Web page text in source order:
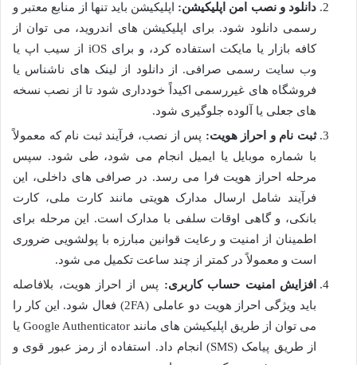
دانلود و نصب امن اپلیکیشن: اپلیکیشن باید تنها از منابع معتبر و
رسمی دانلود شود. برای اپلیکیشن های اندروید، می توان از
کافه بازار یا مایکت استفاده کرد، و برای iOS از سیب اپ یا
وب سایت رسمی صرافی. از دانلود از لینک های ناشناس یا
فروشگاه های غیررسمی اکیداً خودداری شود تا از نصب نسخه
های جعلی یا آلوده جلوگیری شود.
ثبت نام و احراز هویت: پس از نصب، فرآیند ثبت نام که معمولاً
با شماره موبایل یا ایمیل انجام می شود، طی شود. سپس
مرحله احراز هویت فرا می رسد. در صرافی های داخلی، این
فرآیند شامل ارسال مدارک هویتی مانند کارت ملی، کارت
بانکی، و گاهی اوقات سلفی با مدارک است. این مرحله برای
اطمینان از امنیت و رعایت قوانین مبارزه با پولشویی ضروری
است و معمولاً در کمتر از چند ساعت تکمیل می شود.
افزایش امنیت حساب کاربری: پس از احراز هویت، بلافاصله
باید ویژگی احراز هویت دو عاملی (2FA) فعال شود. این کار را
می توان از طریق اپلیکیشن های مانند Google Authenticator یا
از طریق پیامک (SMS) انجام داد. استفاده از رمز عبور قوی و